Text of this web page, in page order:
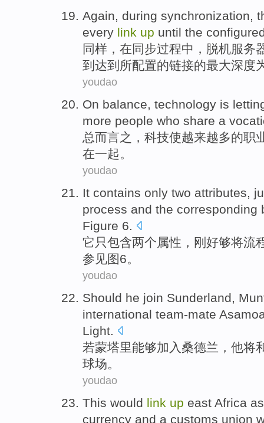
Again, during synchronization,
every link up until the
同样 ， 在同步过程中， 脱机服务
到 达到 所配置的链接的最大深度
youdao
On balance, technology is
more people who share a
总而言之， 科技使越来越多的职
在一起。
youdao
It contains only two attributes,
process and the corresponding
Figure 6.
它 只包含两个属性 ， 刚好够将流
参见图6。
youdao
Should he join Sunderland,
international team-mate
Light.
若蒙塔里能够加入 桑德兰 ， 他将
球场。
youdao
This would link up east Africa
currency and a customs union